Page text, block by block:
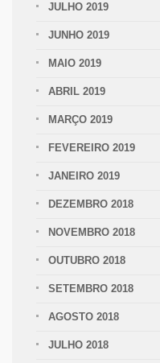
JULHO 2019
JUNHO 2019
MAIO 2019
ABRIL 2019
MARÇO 2019
FEVEREIRO 2019
JANEIRO 2019
DEZEMBRO 2018
NOVEMBRO 2018
OUTUBRO 2018
SETEMBRO 2018
AGOSTO 2018
JULHO 2018